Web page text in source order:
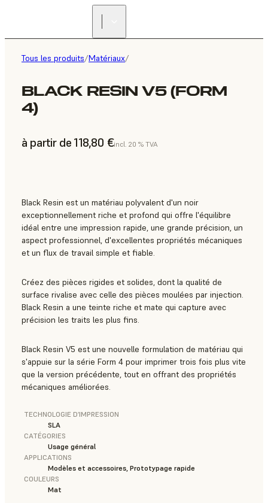
Tous les produits/Matériaux/
BLACK RESIN V5 (FORM
4)
à partir de 118,80 €incl. 20 % TVA
Black Resin est un matériau polyvalent d'un noir
exceptionnellement riche et profond qui offre l'équilibre
idéal entre une impression rapide, une grande précision, un
aspect professionnel, d'excellentes propriétés mécaniques
et un flux de travail simple et fiable.
Créez des pièces rigides et solides, dont la qualité de
surface rivalise avec celle des pièces moulées par injection.
Black Resin a une teinte riche et mate qui capture avec
précision les traits les plus fins.
Black Resin V5 est une nouvelle formulation de matériau qui
s'appuie sur la série Form 4 pour imprimer trois fois plus vite
que la version précédente, tout en offrant des propriétés
mécaniques améliorées.
TECHNOLOGIE D’IMPRESSION
SLA
CATÉGORIES
Usage général
APPLICATIONS
Modèles et accessoires, Prototypage rapide
COULEURS
Mat